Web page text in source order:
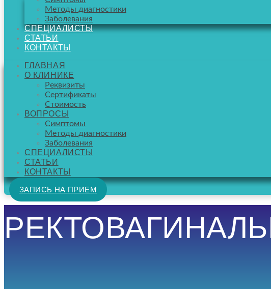
Методы диагностики
Заболевания
СПЕЦИАЛИСТЫ
СТАТЬИ
КОНТАКТЫ
ГЛАВНАЯ
О КЛИНИКЕ
Реквизиты
Сертификаты
Стоимость
ВОПРОСЫ
Симптомы
Методы диагностики
Заболевания
СПЕЦИАЛИСТЫ
СТАТЬИ
КОНТАКТЫ
ЗАПИСЬ НА ПРИЕМ